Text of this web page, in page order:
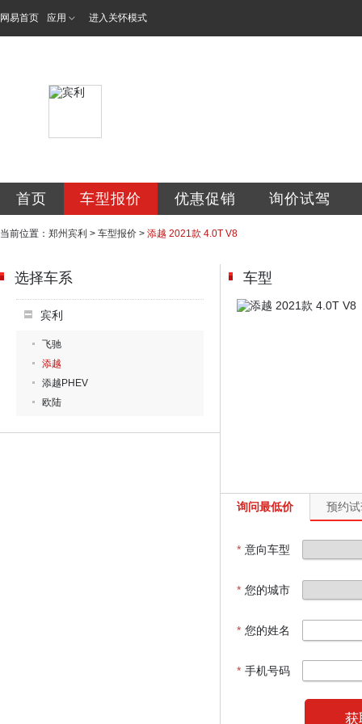
网易首页 应用 进入关怀模式
首页 车型报价 优惠促销 询价试驾
当前位置： 郑州宾利 > 车型报价 > 添越 2021款 4.0T V8
选择车系
宾利
飞驰
添越
添越PHEV
欧陆
车型
询问最低价 预约
* 意向车型
* 您的城市
* 您的姓名
* 手机号码
获